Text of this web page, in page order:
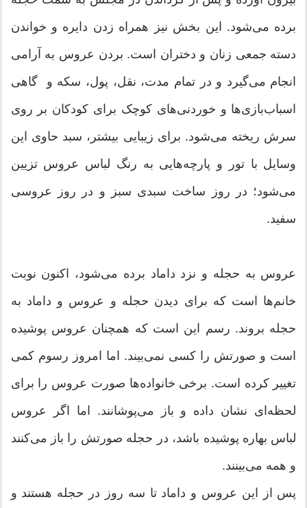
برده می‌شود. این بخش نیز همراه زدن دایره و خواندن
دسته جمعی زنان و دختران است. بردن عروس به آرامی
انجام می‌گیرد و در تمام مدت، نقل، پول، سکه و گاهی
اسباب‌بازی‌ها و خوردنی‌های کوچک برای کودکان بر روی
سرش ریخته می‌شود. برای زیبایی بیشتر، سبد حاوی این
وسایل با تور و پارچه‌هایی به رنگ لباس عروس تزیین
می‌شود؛ در روز ساخت سبدی سبز و در روز عروسی
سفید.
عروس به حجله و نزد داماد برده می‌شود، اکنون نوبت
خانم‌ها است که برای دیدن حجله و عروس و داماد به
حجله بروند. رسم این است که همچنان عروس پوشیده
است و صورتش را کسی نمی‌بیند. اما امروز رسوم کمی
تغییر کرده است. برخی خانواده‌ها صورت عروس را برای
لحظه‌ای نشان داده و باز می‌پوشانند. اما اگر عروس
لباس بهاره پوشیده باشد، در حجله صورتش را باز می‌کنند
و همه می‌بینند.
پس از این عروس و داماد تا سه روز در حجله هستند و